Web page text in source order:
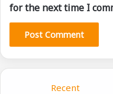
for the next time I
Recent